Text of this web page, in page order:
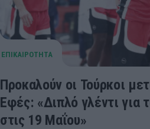
Προκαλούν οι Τούρκοι
Εφές: «Διπλό γλέντι για
στις 19 Μαΐου»